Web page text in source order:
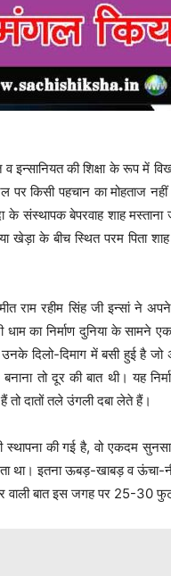
इन्सानियत की शिक्षा के रूप में
पर किसी पहचान का मोहताज
के संस्थापक बेपरवाह शाह
खेड़ा के बीच स्थित परम पिता
राम रहीम सिंह जी इन्सां ने
का निर्माण दुनिया के सामने
दिलो-दिमाग में बसी हुई है जो
तो दूर की बात थी। यह
दातों तले उंगली दबा लेते हैं।
की गई है, वो एकदम
था। इतना ऊबड़-खाबड़ व
वाली बात इस जगह पर 25-30